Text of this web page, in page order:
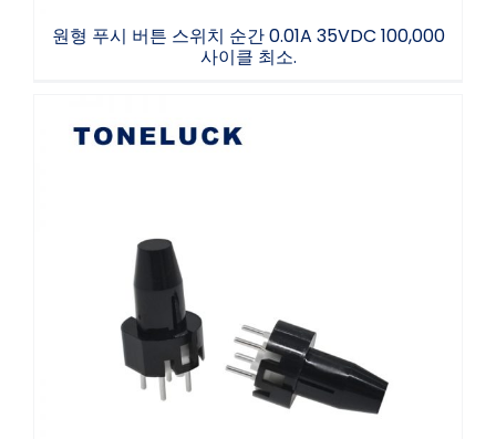
원형 푸시 버튼 스위치 순간 0.01A 35VDC 100,000
사이클 최소.
순간 접점 푸시 버튼 스위치 0.01A 35VDC